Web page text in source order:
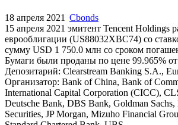
18 апреля 2021 Cbonds
15 апреля 2021 эмитент Tencent Holdings
еврооблигации (US88032XBC74) cо
сумму USD 1 750.0 млн со сроком
Бумаги были проданы по цене 99.965%
Депозитарий: Clearstream Banking S.A.,
Организатор: Bank of China, Bank of
International Capital Corporation (CICC),
Deutsche Bank, DBS Bank, Goldman
Securities, JP Morgan, Mizuho Financial